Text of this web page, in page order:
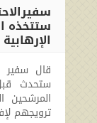
ستتخذه
قال سفير
ستحدث
المرشحين
ترويجهم